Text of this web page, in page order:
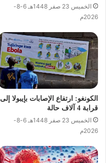
الخميس 23 صفر 1448هـ 6-8-
2026م
الكونغو: ارتفاع الإصابات بإيبولا إلى
قرابة 4 آلاف حالة
الخميس 23 صفر 1448هـ 6-8-
2026م